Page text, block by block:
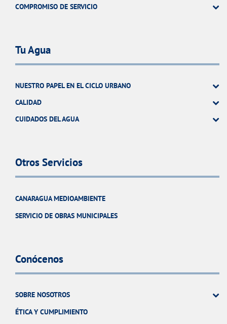
COMPROMISO DE SERVICIO
Tu Agua
NUESTRO PAPEL EN EL CICLO URBANO
CALIDAD
CUIDADOS DEL AGUA
Otros Servicios
CANARAGUA MEDIOAMBIENTE
SERVICIO DE OBRAS MUNICIPALES
Conócenos
SOBRE NOSOTROS
ÉTICA Y CUMPLIMIENTO